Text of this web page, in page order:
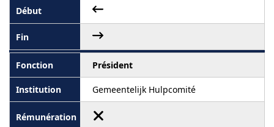
Président
Gemeentelijk Hulpcomité